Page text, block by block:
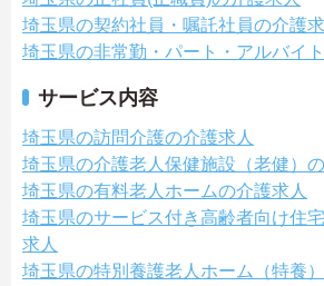
埼玉県の契約社員・嘱託社員の介護
埼玉県の非常勤・パート・アルバイ
サービス内容
埼玉県の訪問介護の介護求人
埼玉県の介護老人保健施設（老健）
埼玉県の有料老人ホームの介護求人
埼玉県のサービス付き高齢者向け住
求人
埼玉県の特別養護老人ホーム（特養